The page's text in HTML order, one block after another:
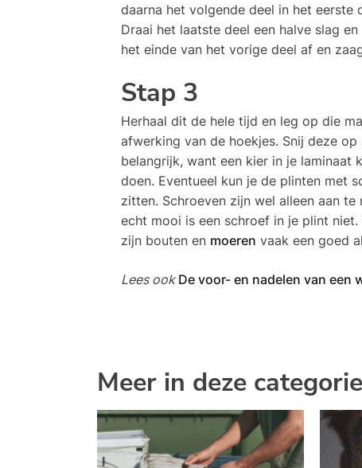
daarna het volgende deel in het
Draai het laatste deel een halve slag
het einde van het vorige deel af en
Stap 3
Herhaal dit de hele tijd en leg op die
afwerking van de hoekjes. Snij deze
belangrijk, want een kier in je
doen. Eventueel kun je de plinten met
zitten. Schroeven zijn wel alleen aan
echt mooi is een schroef in je plint
zijn bouten en moeren vaak een goed
Lees ook De voor- en nadelen van een
Meer in deze categorie